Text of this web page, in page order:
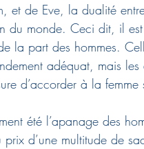
et de Eve, la dualité
du monde. Ceci dit, il
la part des hommes.
adéquat, mais les
d’accorder à la
été l’apanage des
d’une multitude de